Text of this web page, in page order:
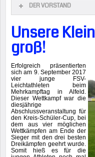
DER VORSTAND
Unsere
groß!
Erfolgreich präsentierten
sich am 9. September 2017
vier junge FSV-
Leichtathleten beim
Mehrkampftag in Alfeld.
Dieser Wettkampf war die
diesjährige
Abschlussveranstaltung für
den Kreis-Schüler-Cup, bei
dem aus vier möglichen
Wettkämpfen am Ende der
Sieger mit den drei besten
Dreikämpfen geehrt wurde.
Somit hieß es für die